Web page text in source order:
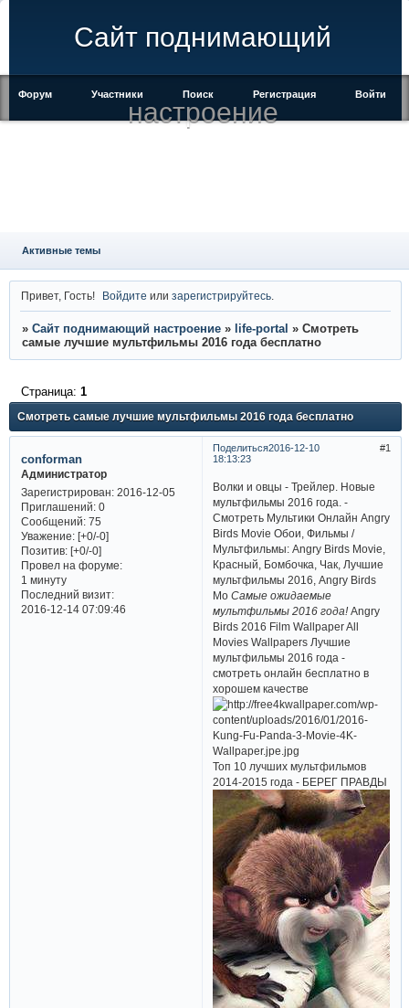
Сайт поднимающий
настроение
Форум Участники Поиск Регистрация Войти
Активные темы
Привет, Гость! Войдите илизарегистрируйтесь
» Сайт поднимающий настроение » life-portal » Смотреть
самые лучшие мультфильмы 2016 года бесплатно
Смотреть самые лучшие мультфильмы 2016 года бесплатно
Страница: 1
Поделиться 1
2016-12-10
18:13:23
conforman
Администратор
Зарегистрирован: 2016-12-05
Приглашений:0
Сообщений:75
Уважение: [+0/-0]
Позитив: [+0/-0]
Провел на форуме:
1 минуту
Последний визит:
2016-12-14 07:09:46
Волки и овцы - Трейлер. Новые
мультфильмы 2016 года. -
Смотреть Мультики Онлайн Angry
Birds Movie Обои, Фильмы /
Мультфильмы: Angry Birds Movie,
Красный, Бомбочка, Чак, Лучшие
мультфильмы 2016, Angry Birds
MoСамые ожидаемые
мультфильмы 2016 года!Angry
Birds 2016 Film Wallpaper All
Movies Wallpapers Лучшие
мультфильмы 2016 года -
смотреть онлайн бесплатно в
хорошем качестве
Топ 10 лучших мультфильмов
2014-2015 года - БЕРЕГ ПРАВДЫ